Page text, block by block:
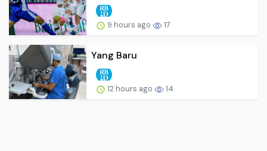
9 hours ago 17
Yang Baru
12 hours ago 14